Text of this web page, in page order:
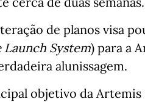
de planos visa
Launch System) para a
alunissagem.
objetivo da